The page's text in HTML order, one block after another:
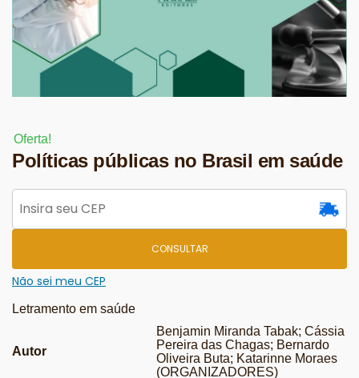
Oferta!
Políticas públicas no Brasil em saúde
CONSULTAR
Não sei meu CEP
Letramento em saúde
Autor
Benjamin Miranda Tabak; Cássia
Pereira das Chagas; Bernardo
Oliveira Buta; Katarinne Moraes
(ORGANIZADORES)